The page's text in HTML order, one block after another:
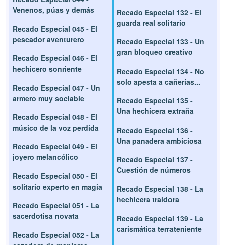
Venenos, púas y demás
Recado Especial 045 - El
pescador aventurero
Recado Especial 046 - El
hechicero sonriente
Recado Especial 047 - Un
armero muy sociable
Recado Especial 048 - El
músico de la voz perdida
Recado Especial 049 - El
joyero melancólico
Recado Especial 050 - El
solitario experto en magia
Recado Especial 051 - La
sacerdotisa novata
Recado Especial 052 - La
Recado Especial 132 - El
guarda real solitario
Recado Especial 133 - Un
gran bloqueo creativo
Recado Especial 134 - No
solo apesta a cañerías...
Recado Especial 135 -
Una hechicera extraña
Recado Especial 136 -
Una panadera ambiciosa
Recado Especial 137 -
Cuestión de números
Recado Especial 138 - La
hechicera traidora
Recado Especial 139 - La
carismática terrateniente